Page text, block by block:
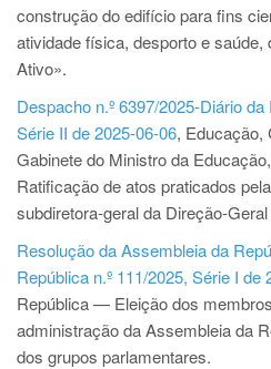
construção do edifício para fins
atividade física, desporto e saúde,
Ativo».
Despacho n.º 6397/2025-Diário da
Série II de 2025-06-06, Educação,
Gabinete do Ministro da
Ratificação de atos praticados
subdiretora-geral da Direção-
Resolução da Assembleia da
República n.º 111/2025, Série I de
República — Eleição dos
administração da Assembleia da
dos grupos parlamentares.